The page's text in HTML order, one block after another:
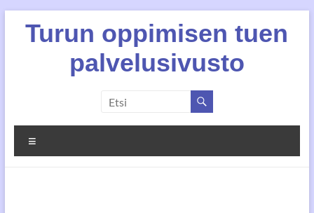
contentTurun oppimisen tuen
palvelusivusto